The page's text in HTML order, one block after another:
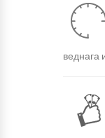
веднага